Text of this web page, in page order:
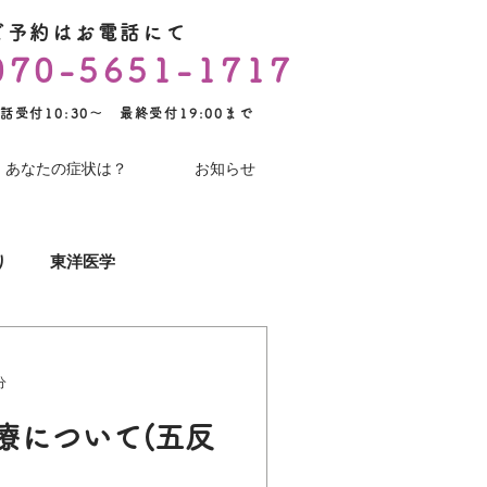
予約はお電話にて
5651-1717
話受付10:30～ 最終受付19:00まで
あなたの症状は？ お知らせ
東洋医学
コロナワクチン
について(五反